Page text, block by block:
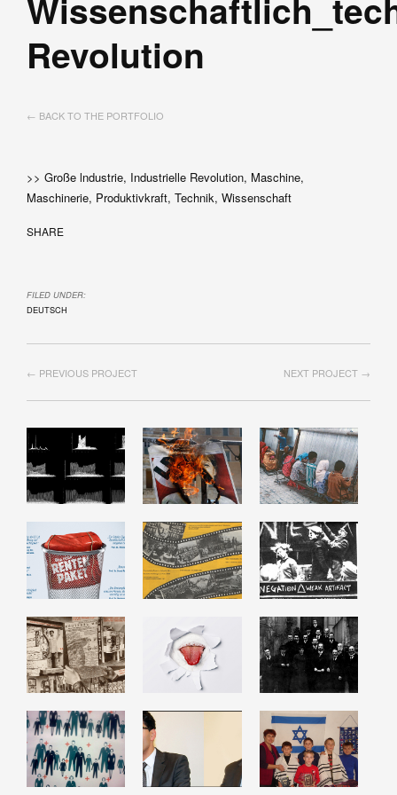
Revolution
← BACK TO THE PORTFOLIO
>> Große lndustrie, Industrielle Revolution, Maschine,
Maschinerie, Produktivkraft, Technik, Wissenschaft
SHARE
FILED UNDER:
DEUTSCH
NEXT PROJECT →
← PREVIOUS PROJECT